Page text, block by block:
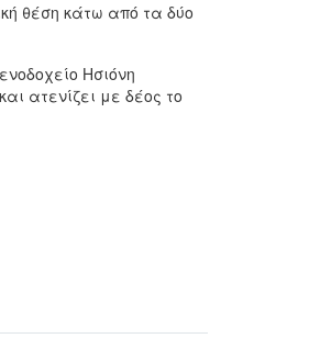
θέση κάτω από τα δύο
Ησιόνη
ατενίζει με δέος το